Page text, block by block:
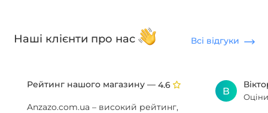
Наші клієнти про нас Всі відгуки
Рейтинг нашого магазину — 4.6
Anzazo.com.ua – високий рейтинг,
В